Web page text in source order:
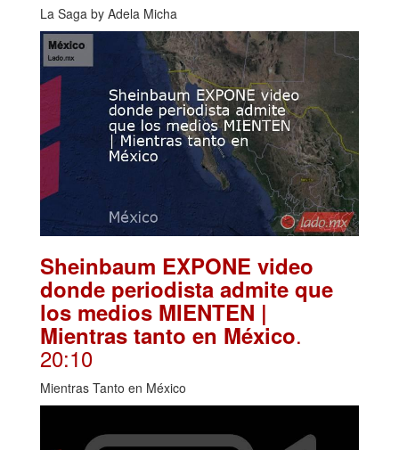
La Saga by Adela Micha
Sheinbaum EXPONE video
donde periodista admite que
los medios MIENTEN |
Mientras tanto en México.
20:10
Mientras Tanto en México